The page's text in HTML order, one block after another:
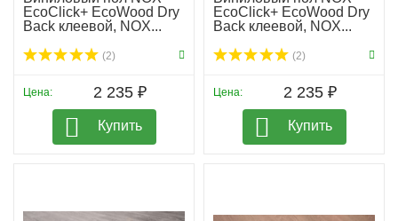
EcoClick+ EcoWood Dry
Back клеевой, NOX...
(2)
Цена: 2 235 ₽
Купить
EcoClick+ EcoWood Dry
Back клеевой, NOX...
(2)
Цена: 2 235 ₽
Купить